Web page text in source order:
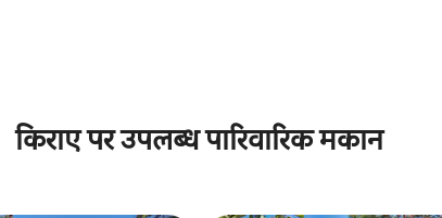
किराए पर उपलब्ध पारिवारिक मकान